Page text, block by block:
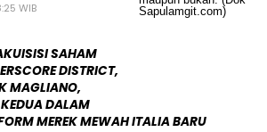
WIB
SAHAM
DISTRICT,
MAGLIANO,
DALAM
MEREK MEWAH ITALIA BARU